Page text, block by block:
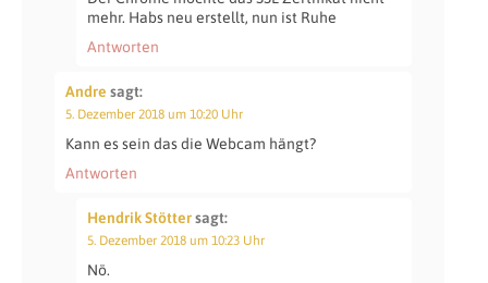
mehr. Habs neu erstellt, nun ist Ruhe
Antworten
Andre sagt:
5. Dezember 2018 um 10:20 Uhr
Kann es sein das die Webcam hängt?
Antworten
Hendrik Stöttersagt:
5. Dezember 2018 um 10:23 Uhr
Nö.